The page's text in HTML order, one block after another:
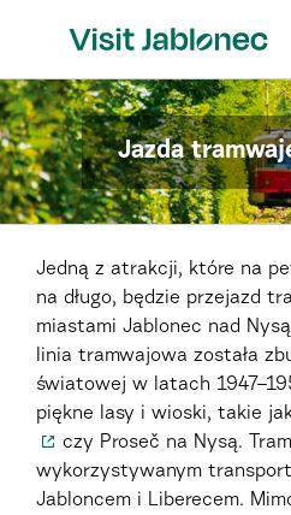
Jazda
Jedną z atrakcji, które na
na długo, będzie przejazd
miastami Jablonec nad
linia tramwajowa została
światowej w latach
piękne lasy i wioski, takie
czy Proseč na Nysą.
wykorzystywanym
Jabloncem i Liberecem.